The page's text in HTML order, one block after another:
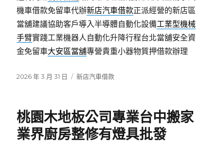
機車借款免留車代辦新店汽車借款正派經營的新店區
當舖建議協助客戶導入半導體自動化設備工業型機械
手臂實踐工業機器人自動化升降行程台北當舖安全資
金免留車大安區當舖專營貴重小器物質押借款辦理
發
2026 年 3 月 31 日
分
新店汽車借款
桃園木地板公司專業台中搬家
業界廚房整修有燈具批發